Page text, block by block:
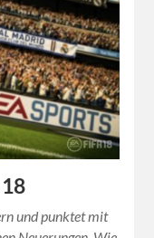
und punktet mit